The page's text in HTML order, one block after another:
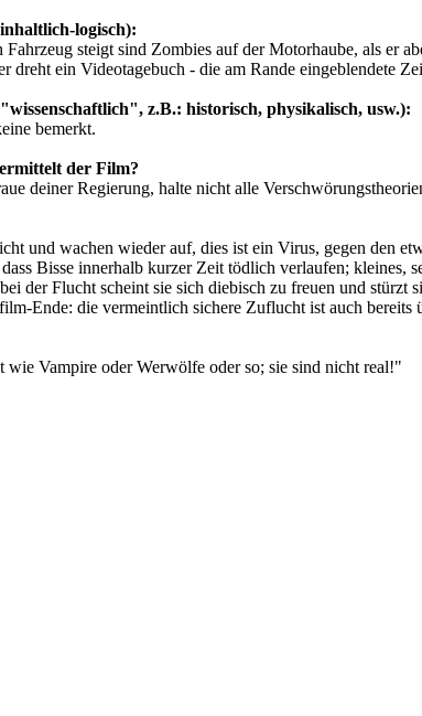
logisch):
steigt sind Zombies auf der Motorhaube, als er
dreht ein Videotagebuch - die am Rande eingeblendete
z.B.: historisch, physikalisch, usw.):
bemerkt.
der Film?
deiner Regierung, halte nicht alle
und wachen wieder auf, dies ist ein Virus, gegen den
Bisse innerhalb kurzer Zeit tödlich verlaufen; kleines,
der Flucht scheint sie sich diebisch zu freuen und
Ende: die vermeintlich sichere Zuflucht ist auch
wie Vampire oder Werwölfe oder so; sie sind nicht real!"